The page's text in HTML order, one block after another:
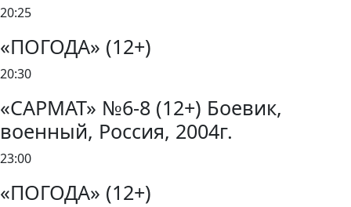
20:25
«ПОГОДА» (12+)
20:30
«САРМАТ» №6-8 (12+) Боевик,
военный, Россия, 2004г.
23:00
«ПОГОДА» (12+)